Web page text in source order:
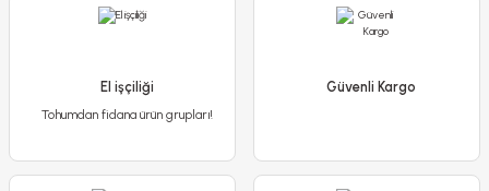
El işçiliği
Tohumdan fidana ürün grupları!
Güvenli Kargo